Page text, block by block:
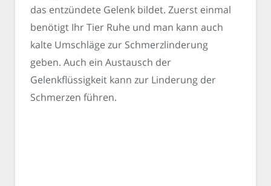
das entzündete Gelenk bildet. Zuerst einmal
benötigt Ihr Tier Ruhe und man kann auch
kalte Umschläge zur Schmerzlinderung
geben. Auch ein Austausch der
Gelenkflüssigkeit kann zur Linderung der
Schmerzen führen.